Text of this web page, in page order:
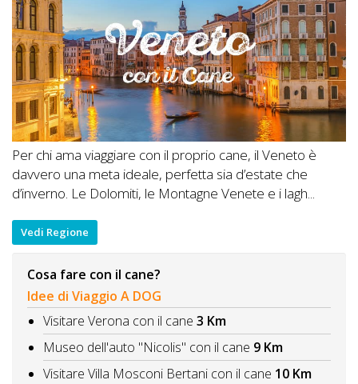
Per chi ama viaggiare con il proprio cane, il Veneto è
davvero una meta ideale, perfetta sia d’estate che
d’inverno. Le Dolomiti, le Montagne Venete e i lagh...
Vedi Regione
Cosa fare con il cane?
Idee di Viaggio A DOG
Visitare Verona con il cane 3 Km
Museo dell'auto "Nicolis" con il cane 9 Km
Visitare Villa Mosconi Bertani con il cane 10 Km